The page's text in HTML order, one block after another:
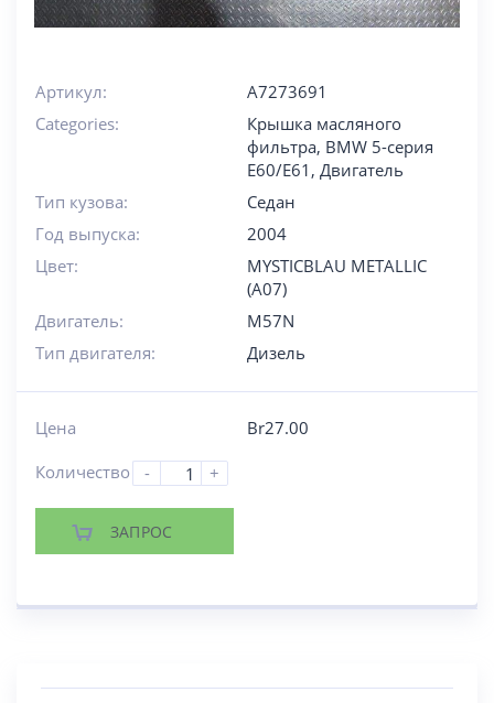
Артикул:
A7273691
Categories:
Крышка масляного
фильтра, BMW 5-серия
E60/E61 , Двигатель
Тип кузова:
Седан
Год выпуска:
2004
Цвет:
MYSTICBLAU METALLIC
(A07)
Двигатель:
M57N
Тип двигателя:
Дизель
Цена Br27.00
Количество
- +
ЗАПРОС